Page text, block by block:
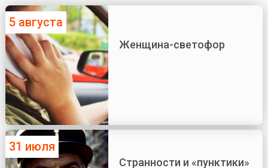
5 августа
Женщина-светофор
31 июля
Странности и «пунктики»